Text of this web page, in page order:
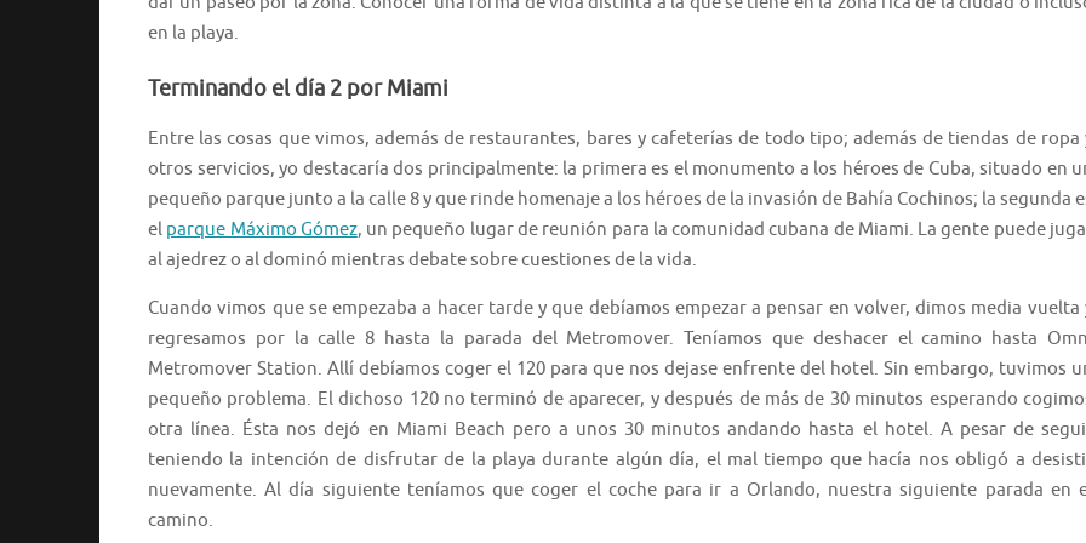
en la playa.
Terminando el día 2 por Miami
Entre las cosas que vimos, además de restaurantes, bares y cafeterías de todo tipo; además de tiendas de ropa
otros servicios, yo destacaría dos principalmente: la primera es el monumento a los héroes de Cuba, situado en
pequeño parque junto a la calle 8 y que rinde homenaje a los héroes de la invasión de Bahía Cochinos; la segunda
el parque Máximo Gómez, un pequeño lugar de reunión para la comunidad cubana de Miami. La gente puede
al ajedrez o al dominó mientras debate sobre cuestiones de la vida.
Cuando vimos que se empezaba a hacer tarde y que debíamos empezar a pensar en volver, dimos media vuelta
regresamos por la calle 8 hasta la parada del Metromover. Teníamos que deshacer el camino hasta
Metromover Station. Allí debíamos coger el 120 para que nos dejase enfrente del hotel. Sin embargo, tuvimos
pequeño problema. El dichoso 120 no terminó de aparecer, y después de más de 30 minutos esperando
otra línea. Ésta nos dejó en Miami Beach pero a unos 30 minutos andando hasta el hotel. A pesar de
teniendo la intención de disfrutar de la playa durante algún día, el mal tiempo que hacía nos obligó a
nuevamente. Al día siguiente teníamos que coger el coche para ir a Orlando, nuestra siguiente parada en
camino.